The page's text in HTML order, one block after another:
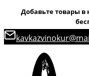
Добавьте товары в
Перейти
содержимому